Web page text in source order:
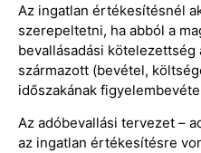
Az ingatlan értékesítésnél
szerepeltetni, ha abból a
bevallásadási kötelezettség
származott (bevétel,
időszakának
Az adóbevallási tervezet –
az ingatlan értékesítésre